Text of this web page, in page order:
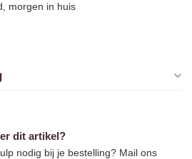
morgen in huis
dit artikel?
nodig bij je bestelling? Mail ons